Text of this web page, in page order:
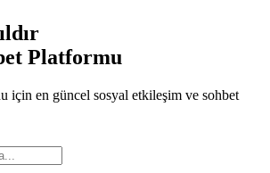
Platformu
için en güncel sosyal etkileşim ve sohbet